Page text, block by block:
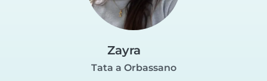
Zayra
Tata a Orbassano